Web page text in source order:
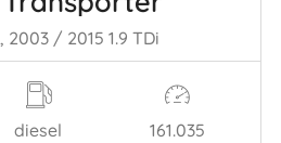
/ 2015 1.9 TDi
diesel 161.035